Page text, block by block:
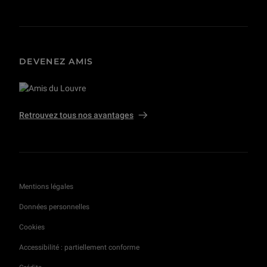
DEVENEZ AMIS
Retrouvez tous nos avantages
Mentions légales
Données personnelles
Cookies
Accessibilité : partiellement conforme